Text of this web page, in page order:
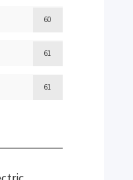
60
61
61